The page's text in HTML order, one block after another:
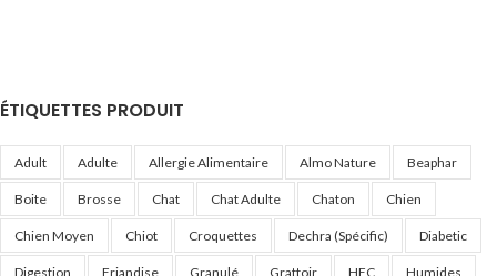
ÉTIQUETTES PRODUIT
Adult Adulte Allergie Alimentaire Almo Nature Beaphar
Boite Brosse Chat Chat Adulte Chaton Chien
Chien Moyen Chiot Croquettes Dechra (Spécific) Diabetic
Digestion Friandise Granulé Grattoir HFC Humides